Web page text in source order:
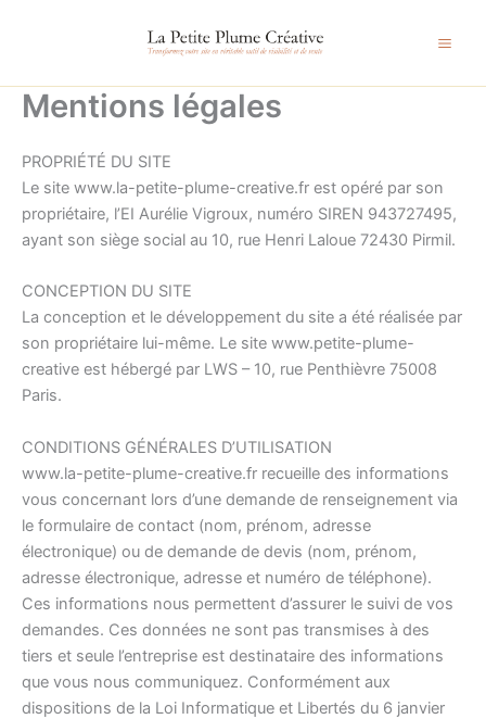
Mentions légales
PROPRIÉTÉ DU SITE
Le site www.la-petite-plume-creative.fr est opéré par son
propriétaire, l’EI Aurélie Vigroux, numéro SIREN 943727495,
ayant son siège social au 10, rue Henri Laloue 72430 Pirmil.
CONCEPTION DU SITE
La conception et le développement du site a été réalisée par
son propriétaire lui-même. Le site www.petite-plume-
creative est hébergé par LWS – 10, rue Penthièvre 75008
Paris.
CONDITIONS GÉNÉRALES D’UTILISATION
www.la-petite-plume-creative.fr recueille des informations
vous concernant lors d’une demande de renseignement via
le formulaire de contact (nom, prénom, adresse
électronique) ou de demande de devis (nom, prénom,
adresse électronique, adresse et numéro de téléphone).
Ces informations nous permettent d’assurer le suivi de vos
demandes. Ces données ne sont pas transmises à des
tiers et seule l’entreprise est destinataire des informations
que vous nous communiquez. Conformément aux
dispositions de la Loi Informatique et Libertés du 6 janvier